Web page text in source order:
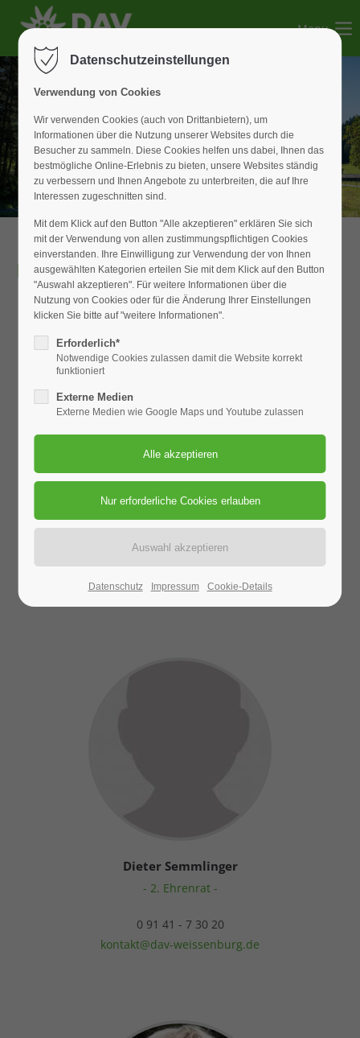
Der Eintrag "offcanvas-col2" existiert leider nicht.
Der Eintrag "offcanvas-col3" existiert leider nicht.
Der Eintrag "offcanvas-col4" existiert leider nicht.
Menu
Ehrenrat
Christian Dahl
- 1. Ehrenrat -
kontakt@dav-weissenburg.de
Dieter Semmlinger
- 2. Ehrenrat -
0 91 41 - 7 30 20
kontakt@dav-weissenburg.de
Datenschutzeinstellungen
Verwendung von Cookies
Wir verwenden Cookies (auch von Drittanbietern), um
Informationen über die Nutzung unserer Websites durch die
Besucher zu sammeln. Diese Cookies helfen uns dabei, Ihnen das
bestmögliche Online-Erlebnis zu bieten, unsere Websites ständig
zu verbessern und Ihnen Angebote zu unterbreiten, die auf Ihre
Interessen zugeschnitten sind.
Mit dem Klick auf den Button "Alle akzeptieren" erklären Sie sich
mit der Verwendung von allen zustimmungspflichtigen Cookies
einverstanden. Ihre Einwilligung zur Verwendung der von Ihnen
ausgewählten Kategorien erteilen Sie mit dem Klick auf den Button
"Auswahl akzeptieren". Für weitere Informationen über die
Nutzung von Cookies oder für die Änderung Ihrer Einstellungen
klicken Sie bitte auf "weitere Informationen".
Erforderlich*
Notwendige Cookies zulassen damit die Website korrekt
funktioniert
Externe Medien
Externe Medien wie Google Maps und Youtube zulassen
Datenschutz Impressum Cookie-Details